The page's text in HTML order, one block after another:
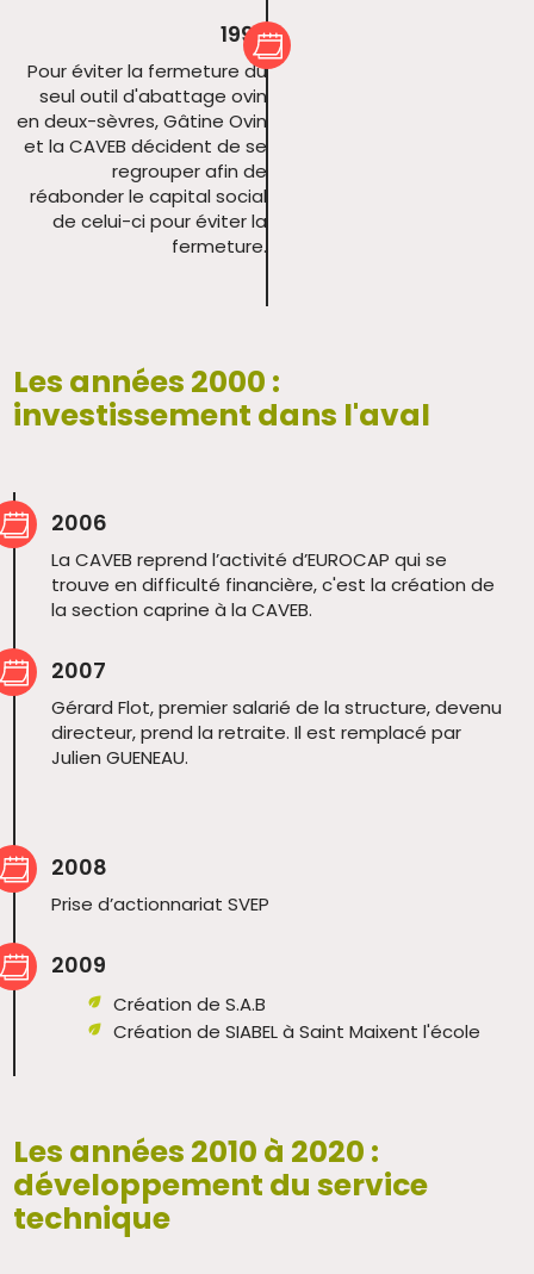
1999
Pour éviter la fermeture du
seul outil d'abattage ovin
en deux-sèvres, Gâtine Ovin
et la CAVEB décident de se
regrouper afin de
réabonder le capital social
de celui-ci pour éviter la
fermeture.
Les années 2000 :
investissement dans l'aval
2006
La CAVEB reprend l’activité d’EUROCAP qui se
trouve en difficulté financière, c'est la création de
la section caprine à la CAVEB.
2007
Gérard Flot, premier salarié de la structure, devenu
directeur, prend la retraite. Il est remplacé par
Julien GUENEAU.
2008
Prise d’actionnariat SVEP
2009
Création de S.A.B
Création de SIABEL à Saint Maixent l'école
Les années 2010 à 2020 :
développement du service
technique